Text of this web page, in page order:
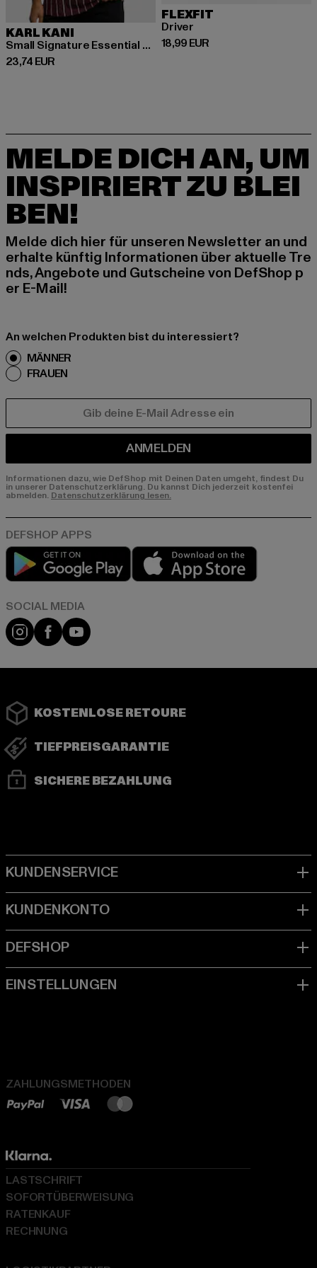
KARL KANI
Small Signature Essential Pinstripe OS
23,74 EUR
Derzeitiger Preis: 23,74 EUR
FLEXFIT
Driver
18,99 EUR
Derzeitiger Preis: 18,99 EUR
MELDE DICH AN, UM
INSPIRIERT ZU BLEI
BEN!
Melde dich hier für unseren Newsletter an und
erhalte künftig Informationen über aktuelle Tre
nds, Angebote und Gutscheine von DefShop p
er E-Mail!
An welchen Produkten bist du interessiert?
MÄNNER
FRAUEN
ANMELDEN
Informationen dazu, wie DefShop mit Deinen Daten umgeht, findest Du
in unserer Datenschutzerklärung. Du kannst Dich jederzeit kostenfei
abmelden. Datenschutzerklärung lesen.
Play market
Instagram
FacebookYouTube
KOSTENLOSE RETOURE
TIEFPREISGARANTIE
SICHERE BEZAHLUNG
ZAHLUNGSMETHODEN
LASTSCHRIFT
SOFORTÜBERWEISUNG
RATENKAUF
RECHNUNG